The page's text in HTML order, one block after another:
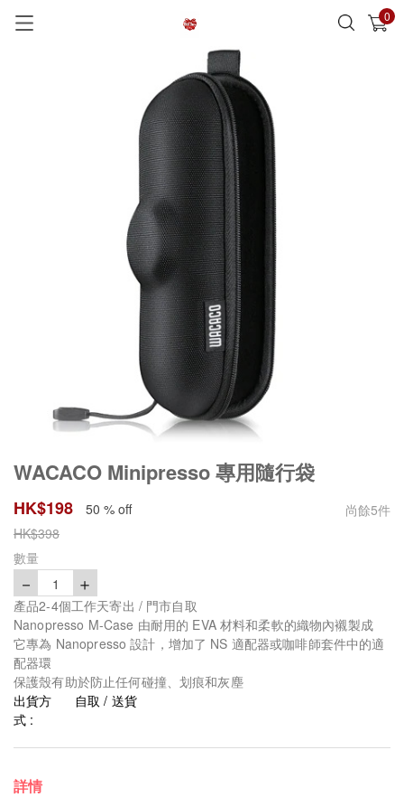
0
已加入購物車 查看
WACACO Minipresso 專用隨行袋
HK$198 50 % off 尚餘5件
HK$398
數量
－ 1 ＋
產品2-4個工作天寄出 / 門市自取
Nanopresso M-Case 由耐用的 EVA 材料和柔軟的織物內襯製成
它專為 Nanopresso 設計，增加了 NS 適配器或咖啡師套件中的適
配器環
保護殼有助於防止任何碰撞、划痕和灰塵
出貨方
式 :
自取 / 送貨
詳情